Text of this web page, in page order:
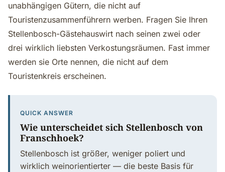
unabhängigen Gütern, die nicht auf
Touristenzusammenführern werben. Fragen Sie Ihren
Stellenbosch-Gästehauswirt nach seinen zwei oder
drei wirklich liebsten Verkostungsräumen. Fast immer
werden sie Orte nennen, die nicht auf dem
Touristenkreis erscheinen.
QUICK ANSWER
Wie unterscheidet sich Stellenbosch von
Franschhoek?
Stellenbosch ist größer, weniger poliert und
wirklich weinorientierter — die beste Basis für